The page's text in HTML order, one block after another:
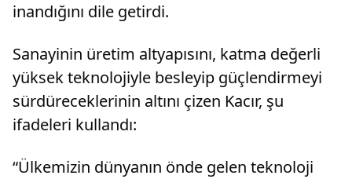
inandığını dile getirdi.
Sanayinin üretim altyapısını, katma değerli
yüksek teknolojiyle besleyip güçlendirmeyi
sürdüreceklerinin altını çizen Kacır, şu
ifadeleri kullandı:
“Ülkemizin dünyanın önde gelen teknoloji